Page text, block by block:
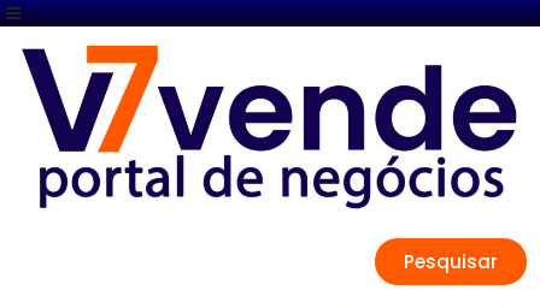
Pesquisar